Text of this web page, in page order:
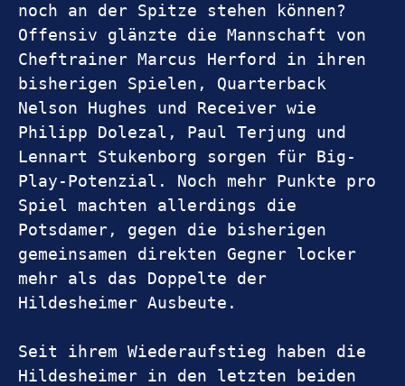
noch an der Spitze stehen können?
Offensiv glänzte die Mannschaft von
Cheftrainer Marcus Herford in ihren
bisherigen Spielen, Quarterback
Nelson Hughes und Receiver wie
Philipp Dolezal, Paul Terjung und
Lennart Stukenborg sorgen für Big-
Play-Potenzial. Noch mehr Punkte pro
Spiel machten allerdings die
Potsdamer, gegen die bisherigen
gemeinsamen direkten Gegner locker
mehr als das Doppelte der
Hildesheimer Ausbeute.
Seit ihrem Wiederaufstieg haben die
Hildesheimer in den letzten beiden